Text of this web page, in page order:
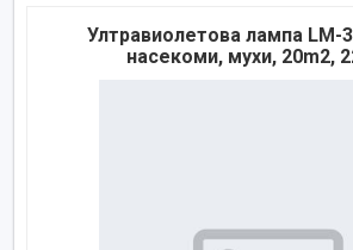
Ултравиолетова лампа LM-
насекоми, мухи, 20m2,